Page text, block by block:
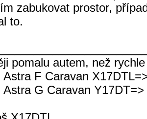
zabukovat prostor,
to.
pomalu autem, než
Astra F Caravan
Astra G Caravan Y17DT=>